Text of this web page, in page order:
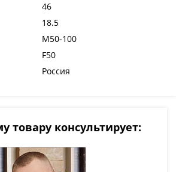
46
18.5
М50-100
F50
Россия
товару консультирует: